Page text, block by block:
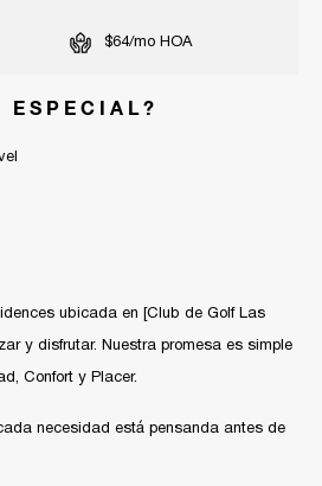
$64/mo HOA
ESPECIAL?
ubicada en [Club de Golf Las
y disfrutar. Nuestra promesa es simple
Confort y Placer.
necesidad está pensanda antes de